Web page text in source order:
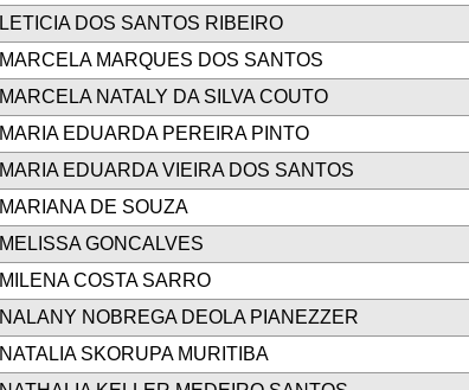
LETICIA DOS SANTOS RIBEIRO
MARCELA MARQUES DOS SANTOS
MARCELA NATALY DA SILVA COUTO
MARIA EDUARDA PEREIRA PINTO
MARIA EDUARDA VIEIRA DOS SANTOS
MARIANA DE SOUZA
MELISSA GONCALVES
MILENA COSTA SARRO
NALANY NOBREGA DEOLA PIANEZZER
NATALIA SKORUPA MURITIBA